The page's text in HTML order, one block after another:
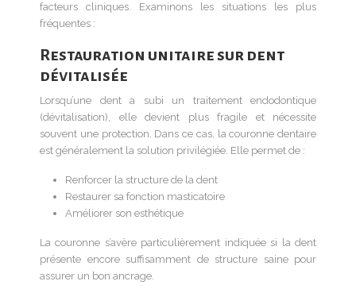
facteurs cliniques. Examinons les situations les plus
fréquentes :
Restauration unitaire sur dent
dévitalisée
Lorsqu’une dent a subi un traitement endodontique
(dévitalisation), elle devient plus fragile et nécessite
souvent une protection. Dans ce cas, la couronne dentaire
est généralement la solution privilégiée. Elle permet de :
Renforcer la structure de la dent
Restaurer sa fonction masticatoire
Améliorer son esthétique
La couronne s’avère particulièrement indiquée si la dent
présente encore suffisamment de structure saine pour
assurer un bon ancrage.